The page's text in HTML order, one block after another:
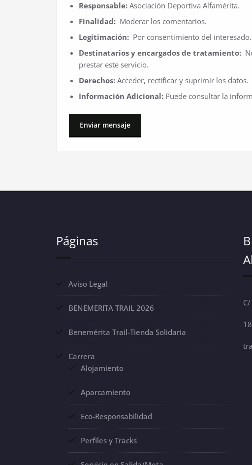
Responsable: Asociación Deportiva Alfamérita.
Finalidad: Moderar los comentarios.
Legitimación: Por consentimiento del interesado.
Destinatarios y encargados de tratamiento:
prestar este servicio.
Derechos: Acceder, rectificar y suprimir los datos.
Información Adicional: Puede consultar la
Páginas
Aviso Legal
BENEMERITA TRAIL 2026
Benemérita Trail-Tienda Solidaria
Carrera
Alojamiento
Aparcamiento
Eco-Responsabilidad
Perfiles y Tracks